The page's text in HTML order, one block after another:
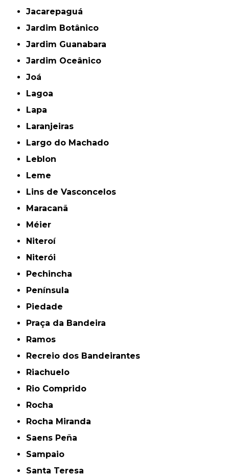
Jacarepaguá
Jardim Botânico
Jardim Guanabara
Jardim Oceânico
Joá
Lagoa
Lapa
Laranjeiras
Largo do Machado
Leblon
Leme
Lins de Vasconcelos
Maracanã
Méier
Niteroí
Niterói
Pechincha
Península
Piedade
Praça da Bandeira
Ramos
Recreio dos Bandeirantes
Riachuelo
Rio Comprido
Rocha
Rocha Miranda
Saens Peña
Sampaio
Santa Teresa